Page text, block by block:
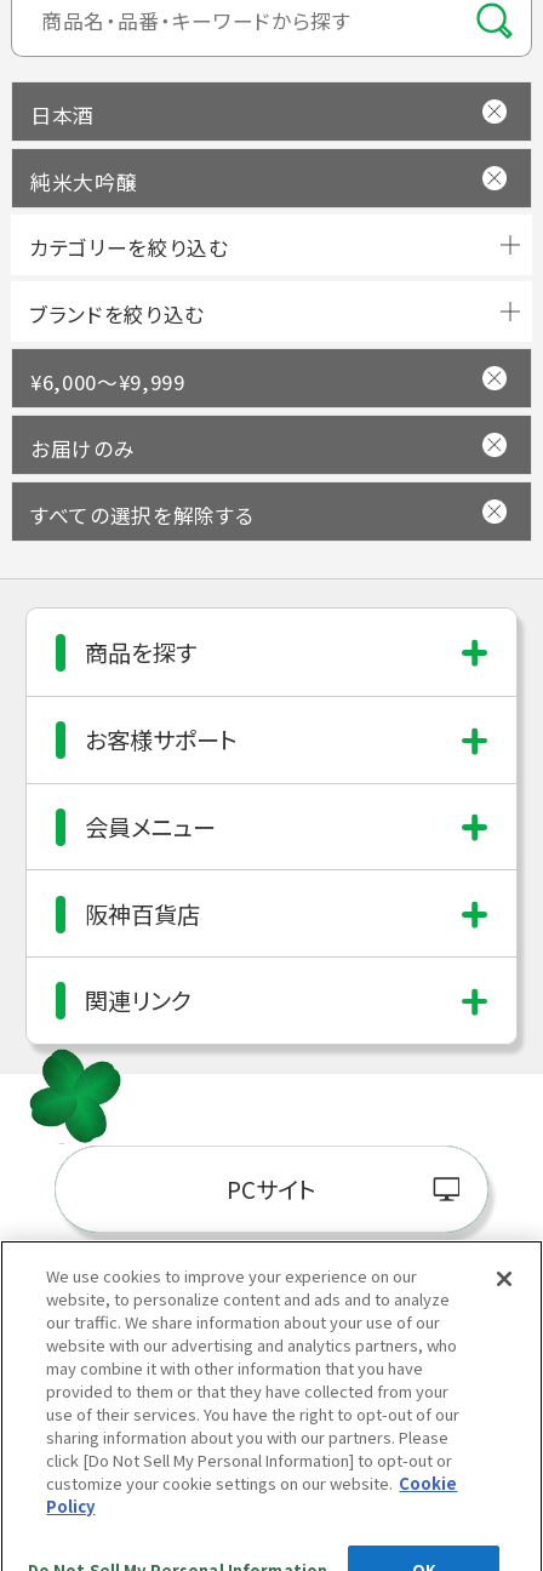
日本酒
純米大吟醸
ブランドを絞り込む
¥6,000～¥9,999
お届けのみ
すべての選択を解除する
商品を探す
お客様サポート
会員メニュー
阪神百貨店
関連リンク
PCサイト
阪神百貨店E-
当サイトの表示価格は個別に税込・税抜等の記載がない場合は「税込価格」です。
We use cookies to improve your experience on our
website, to personalize content and ads and to analyze
our traffic. We share information about your use of our
website with our advertising and analytics partners, who
may combine it with other information that you have
provided to them or that they have collected from your
use of their services. You have the right to opt-out of our
sharing information about you with our partners. Please
click [Do Not Sell My Personal Information] to opt-out or
customize your cookie settings on our website. Cookie
Policy